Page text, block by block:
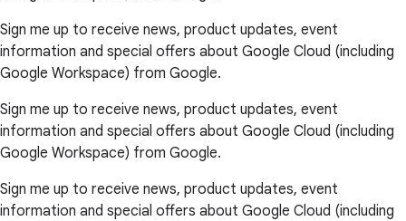
Sign me up to receive news, product updates, event
information and special offers about Google Cloud (including
Google Workspace) from Google.
Sign me up to receive news, product updates, event
information and special offers about Google Cloud (including
Google Workspace) from Google.
Sign me up to receive news, product updates, event
information and special offers about Google Cloud (including